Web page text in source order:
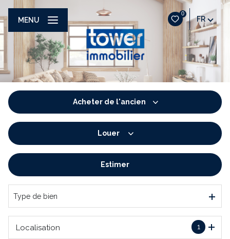
0
FR
MENU
Acheter de l'ancien
De l'immo pro
Louer
De l'immo pro
Estimer
Type de bien
1
Localisation